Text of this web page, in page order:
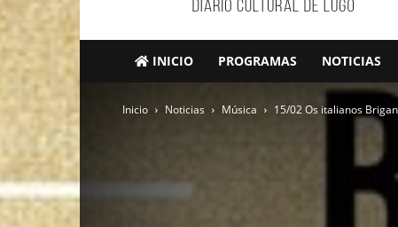
INICIO PROGRAMAS NOTICIAS
Inicio Noticias Música 15/02 Os italianos